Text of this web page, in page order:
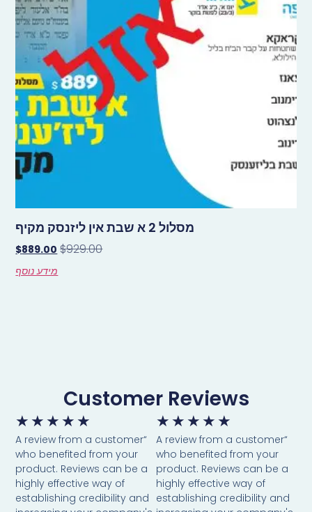
מסלול 2 א שבת אין ליזנסק מקיף
$929.00
$889.00
מידע נוסף
Customer Reviews
★
★
★
★
★
“A review from a customer
who benefited from your
product. Reviews can be a
highly effective way of
establishing credibility and
★
★
★
★
★
“A review from a customer
who benefited from your
product. Reviews can be a
highly effective way of
establishing credibility and